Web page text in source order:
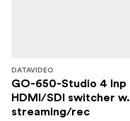
DATAVIDEO
GO-650-Studio 4 Inp
HDMI/SDI switcher w.
streaming/rec